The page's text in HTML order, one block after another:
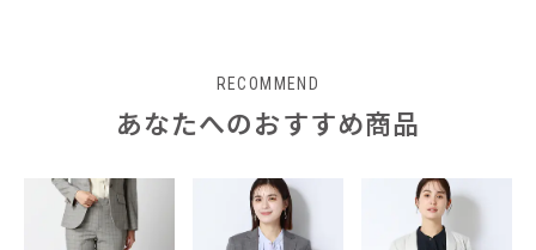
RECOMMEND
あなたへのおすすめ商品